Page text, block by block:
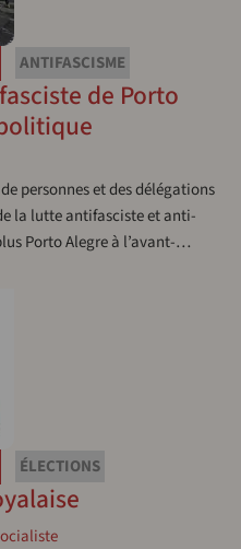
ANTIFASCISME
de Porto
personnes et des délégations
la lutte antifasciste et anti-
Porto Alegre à l’avant-…
ÉLECTIONS